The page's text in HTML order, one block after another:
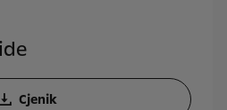
Cjenik